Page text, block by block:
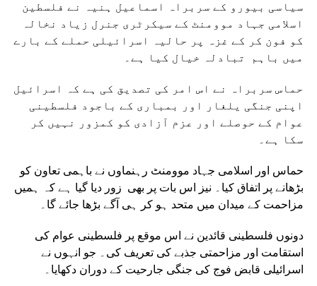
سیاسی بیورو کے سربراہ اسماعیل ہنیہ نے فلسطین
اسلامی جہاد موومنٹ کے سیکرٹری جنرل زیاد نخالہ
کو فون کر کے غزہ پر حالیہ اسرائیلی حملے کے بارے
میں باہم تبادلہ خیال کیا ہے۔
حماس سربراہ نے اس امر کی تصدیق کی ہے کہ اسرائیل
اپنی جنگی یلغار اور بمباری کے باجود فلسطینی
عوام کے حوصلے اور عزم آزادی کو کمزور نہیں کر
سکا ہے۔
حماس اور اسلامی جہاد موومنٹ رہنماوں نے باہمی تعاون کو
بڑھانے پر اتفاق کیا۔ نیز اس بات پر بھی زور دیا گیا ہے کہ ہمیں
مزاحمت کے میدان میں متحد ہو کر ہی آگے بڑھا جائے گا۔
دونوں فلسطینی قائدین نے اس موقع پر فلسطینی عوام کی
استقامت اور مزاحمتی جذبے کی تعریف کی۔ جو انہوں نے
اسرائیلی قابض فوج کی جنگی جارحیت کے دوران دکھایا۔